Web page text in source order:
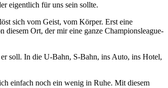
eigentlich für uns sein sollte.
sich vom Geist, vom Körper. Erst eine
diesem Ort, der mir eine ganze Championsleague-
soll. In die U-Bahn, S-Bahn, ins Auto, ins Hotel,
einfach noch ein wenig in Ruhe. Mit diesem